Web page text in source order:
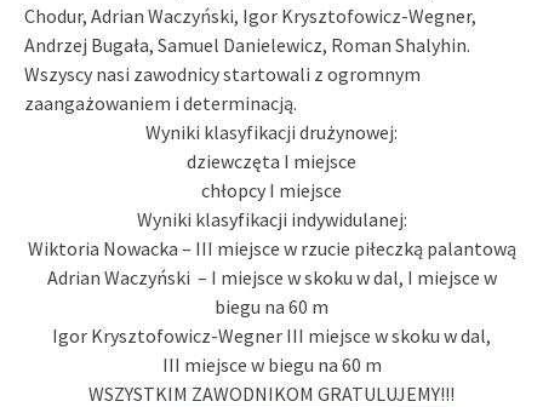
Chodur, Adrian Waczyński, Igor Krysztofowicz-Wegner,
Andrzej Bugała, Samuel Danielewicz, Roman Shalyhin.
Wszyscy nasi zawodnicy startowali z ogromnym
zaangażowaniem i determinacją.
Wyniki klasyfikacji drużynowej:
dziewczęta I miejsce
chłopcy I miejsce
Wyniki klasyfikacji indywidulanej:
Wiktoria Nowacka – III miejsce w rzucie piłeczką palantową
Adrian Waczyński – I miejsce w skoku w dal, I miejsce w
biegu na 60 m
Igor Krysztofowicz-Wegner III miejsce w skoku w dal,
III miejsce w biegu na 60 m
WSZYSTKIM ZAWODNIKOM GRATULUJEMY!!!